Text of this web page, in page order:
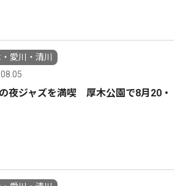
愛川・清川
夜ジャズを満喫 厚木公園で8月20・